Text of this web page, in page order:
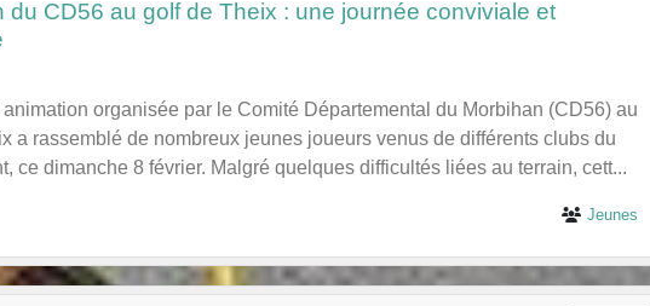
du CD56 au golf de Theix : une journée conviviale et
animation organisée par le Comité Départemental du Morbihan (CD56) au
a rassemblé de nombreux jeunes joueurs venus de différents clubs du
ce dimanche 8 février. Malgré quelques difficultés liées au terrain, cett...
Jeunes